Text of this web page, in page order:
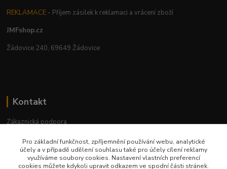
REKLAMACE - Příjem zásilek k reklamaci a vrácení zboží
JMFshop.cz
Žádovice 240, 69649 Žádovice
Kontakt
Zákaznická podpora
Po-Pá, 9-18 hod.
jmfshop@email.cz
Pro základní funkčnost, zpříjemnění používání webu, analytické
účely a v případě udělení souhlasu také pro účely cílení reklamy
využíváme soubory cookies. Nastavení vlastních preferencí
cookies můžete kdykoli upravit odkazem ve spodní části stránek.